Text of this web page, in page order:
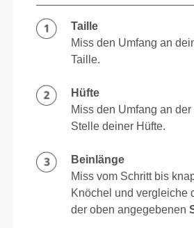
Taille
Miss den Umfang an
Taille.
Hüfte
Miss den Umfang an
Stelle deiner Hüfte.
Beinlänge
Miss vom Schritt bis
Knöchel und vergleiche
der oben angegebenen